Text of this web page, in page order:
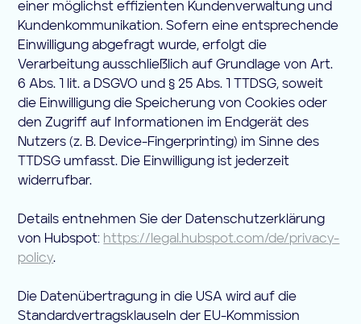
einer möglichst effizienten Kundenverwaltung und
Kundenkommunikation. Sofern eine entsprechende
Einwilligung abgefragt wurde, erfolgt die
Verarbeitung ausschließlich auf Grundlage von Art.
6 Abs. 1 lit. a DSGVO und § 25 Abs. 1 TTDSG, soweit
die Einwilligung die Speicherung von Cookies oder
den Zugriff auf Informationen im Endgerät des
Nutzers (z. B. Device-Fingerprinting) im Sinne des
TTDSG umfasst. Die Einwilligung ist jederzeit
widerrufbar.
Details entnehmen Sie der Datenschutzerklärung
von Hubspot: https://legal.hubspot.com/de/privacy-
policy.
Die Datenübertragung in die USA wird auf die
Standardvertragsklauseln der EU-Kommission